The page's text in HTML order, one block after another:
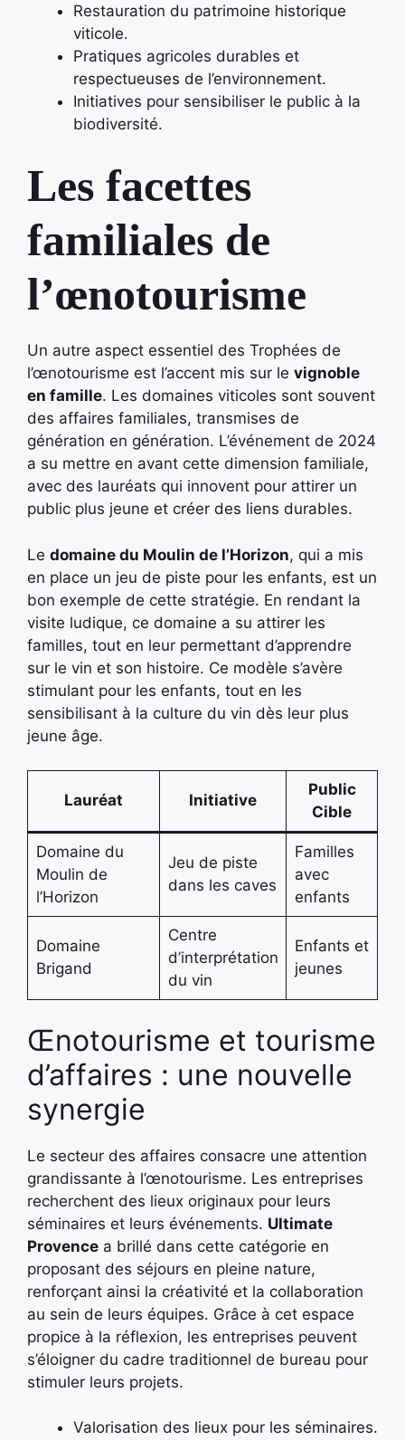
Restauration du patrimoine historique
viticole.
Pratiques agricoles durables et
respectueuses de l’environnement.
Initiatives pour sensibiliser le public à la
biodiversité.
Les facettes
familiales de
l’œnotourisme
Un autre aspect essentiel des Trophées de
l’œnotourisme est l’accent mis sur le vignoble
en famille. Les domaines viticoles sont souvent
des affaires familiales, transmises de
génération en génération. L’événement de 2024
a su mettre en avant cette dimension familiale,
avec des lauréats qui innovent pour attirer un
public plus jeune et créer des liens durables.
Le domaine du Moulin de l’Horizon, qui a mis
en place un jeu de piste pour les enfants, est un
bon exemple de cette stratégie. En rendant la
visite ludique, ce domaine a su attirer les
familles, tout en leur permettant d’apprendre
sur le vin et son histoire. Ce modèle s’avère
stimulant pour les enfants, tout en les
sensibilisant à la culture du vin dès leur plus
jeune âge.
Lauréat Initiative
Public
Cible
Domaine du
Moulin de
l’Horizon
Jeu de piste
dans les caves
Familles
avec
enfants
Domaine
Brigand
Centre
d’interprétation
du vin
Enfants et
jeunes
Œnotourisme et tourisme
d’affaires : une nouvelle
synergie
Le secteur des affaires consacre une attention
grandissante à l’œnotourisme. Les entreprises
recherchent des lieux originaux pour leurs
séminaires et leurs événements. Ultimate
Provence a brillé dans cette catégorie en
proposant des séjours en pleine nature,
renforçant ainsi la créativité et la collaboration
au sein de leurs équipes. Grâce à cet espace
propice à la réflexion, les entreprises peuvent
s’éloigner du cadre traditionnel de bureau pour
stimuler leurs projets.
Valorisation des lieux pour les séminaires.